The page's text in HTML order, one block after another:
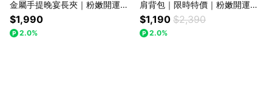
金屬手提晚宴長夾｜粉嫩開運色
｜情人節快樂｜生日禮物｜快速
出貨｜小CK｜官方直營
$1,990
2.0%
肩背包｜限時特價｜粉嫩開運色
｜情人節快樂｜生日禮物｜快速
出貨｜小CK｜官方直營
$1,190 $2,390
2.0%